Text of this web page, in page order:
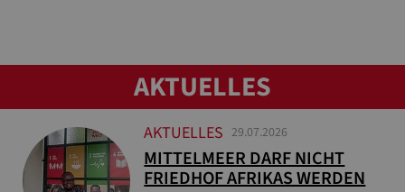
AKTUELLES
AKTUELLES 29.07.2026
MITTELMEER DARF NICHT
FRIEDHOF AFRIKAS WERDEN